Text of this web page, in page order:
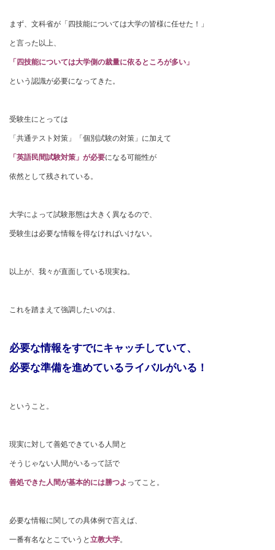
まず、文科省が「四技能については大学の皆様に任せた！」
と言った以上、
「四技能については大学側の裁量に依るところが多い」
という認識が必要になってきた。
受験生にとっては
「共通テスト対策」「個別試験の対策」に加えて
「英語民間試験対策」が必要になる可能性が
依然として残されている。
大学によって試験形態は大きく異なるので、
受験生は必要な情報を得なければいけない。
以上が、我々が直面している現実ね。
これを踏まえて強調したいのは、
必要な情報をすでにキャッチしていて、
必要な準備を進めているライバルがいる！
ということ。
現実に対して善処できている人間と
そうじゃない人間がいるって話で
善処できた人間が基本的には勝つよ ってこと。
必要な情報に関しての具体例で言えば、
一番有名なとこでいうと 立教大学。